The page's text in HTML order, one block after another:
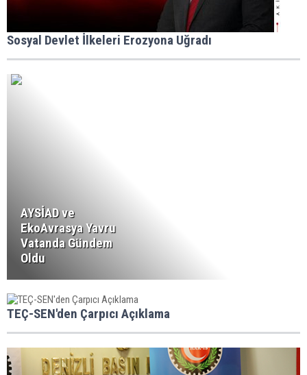
Sosyal Devlet İlkeleri Erozyona Uğradı
AYSİAD ve
EkoAvrasya Yavru
Vatanda Gündem
Oldu
TEÇ-SEN'den Çarpıcı Açıklama